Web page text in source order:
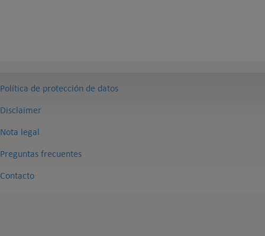
Política de protección de datos
Disclaimer
Nota legal
Preguntas frecuentes
Contacto